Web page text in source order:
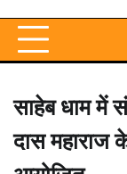
साहेब धाम में
दास महाराज